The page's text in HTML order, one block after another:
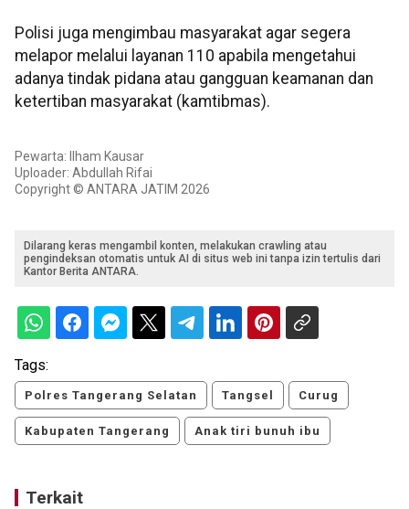
Polisi juga mengimbau masyarakat agar segera
melapor melalui layanan 110 apabila mengetahui
adanya tindak pidana atau gangguan keamanan dan
ketertiban masyarakat (kamtibmas).
Pewarta: Ilham Kausar
Uploader: Abdullah Rifai
Copyright © ANTARA JATIM 2026
Dilarang keras mengambil konten, melakukan crawling atau
pengindeksan otomatis untuk AI di situs web ini tanpa izin tertulis dari
Kantor Berita ANTARA.
Tags:
Polres Tangerang Selatan Tangsel Curug
Kabupaten Tangerang Anak tiri bunuh ibu
Terkait